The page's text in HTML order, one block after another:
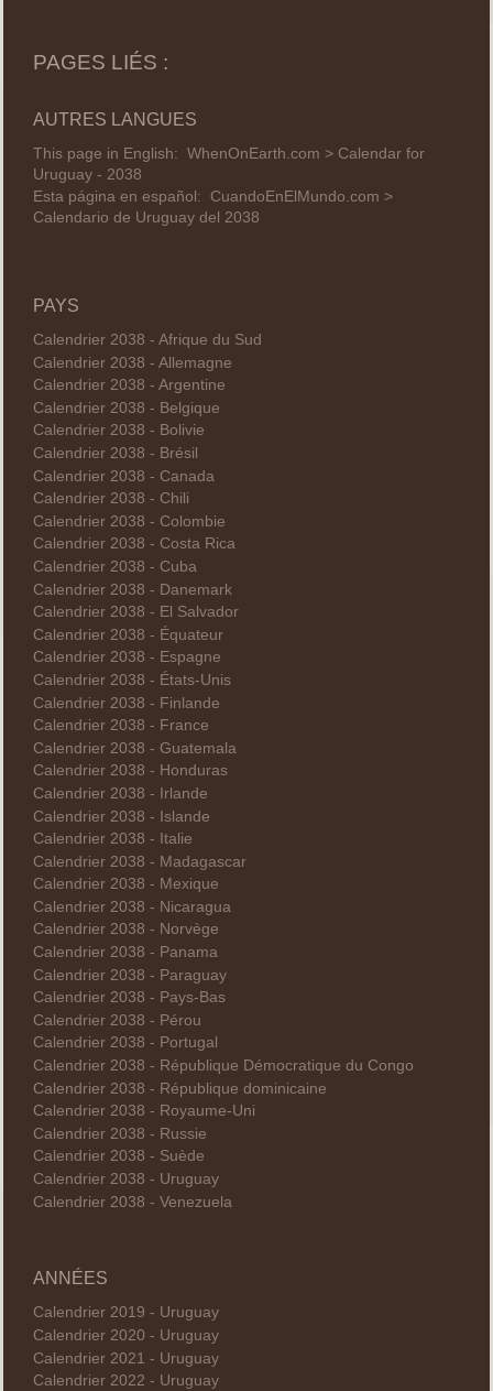
PAGES LIÉS :
AUTRES LANGUES
This page in English: WhenOnEarth.com > Calendar for
Uruguay - 2038
Esta página en español: CuandoEnElMundo.com >
Calendario de Uruguay del 2038
PAYS
Calendrier 2038 - Afrique du Sud
Calendrier 2038 - Allemagne
Calendrier 2038 - Argentine
Calendrier 2038 - Belgique
Calendrier 2038 - Bolivie
Calendrier 2038 - Brésil
Calendrier 2038 - Canada
Calendrier 2038 - Chili
Calendrier 2038 - Colombie
Calendrier 2038 - Costa Rica
Calendrier 2038 - Cuba
Calendrier 2038 - Danemark
Calendrier 2038 - El Salvador
Calendrier 2038 - Équateur
Calendrier 2038 - Espagne
Calendrier 2038 - États-Unis
Calendrier 2038 - Finlande
Calendrier 2038 - France
Calendrier 2038 - Guatemala
Calendrier 2038 - Honduras
Calendrier 2038 - Irlande
Calendrier 2038 - Islande
Calendrier 2038 - Italie
Calendrier 2038 - Madagascar
Calendrier 2038 - Mexique
Calendrier 2038 - Nicaragua
Calendrier 2038 - Norvège
Calendrier 2038 - Panama
Calendrier 2038 - Paraguay
Calendrier 2038 - Pays-Bas
Calendrier 2038 - Pérou
Calendrier 2038 - Portugal
Calendrier 2038 - République Démocratique du Congo
Calendrier 2038 - République dominicaine
Calendrier 2038 - Royaume-Uni
Calendrier 2038 - Russie
Calendrier 2038 - Suède
Calendrier 2038 - Uruguay
Calendrier 2038 - Venezuela
ANNÉES
Calendrier 2019 - Uruguay
Calendrier 2020 - Uruguay
Calendrier 2021 - Uruguay
Calendrier 2022 - Uruguay